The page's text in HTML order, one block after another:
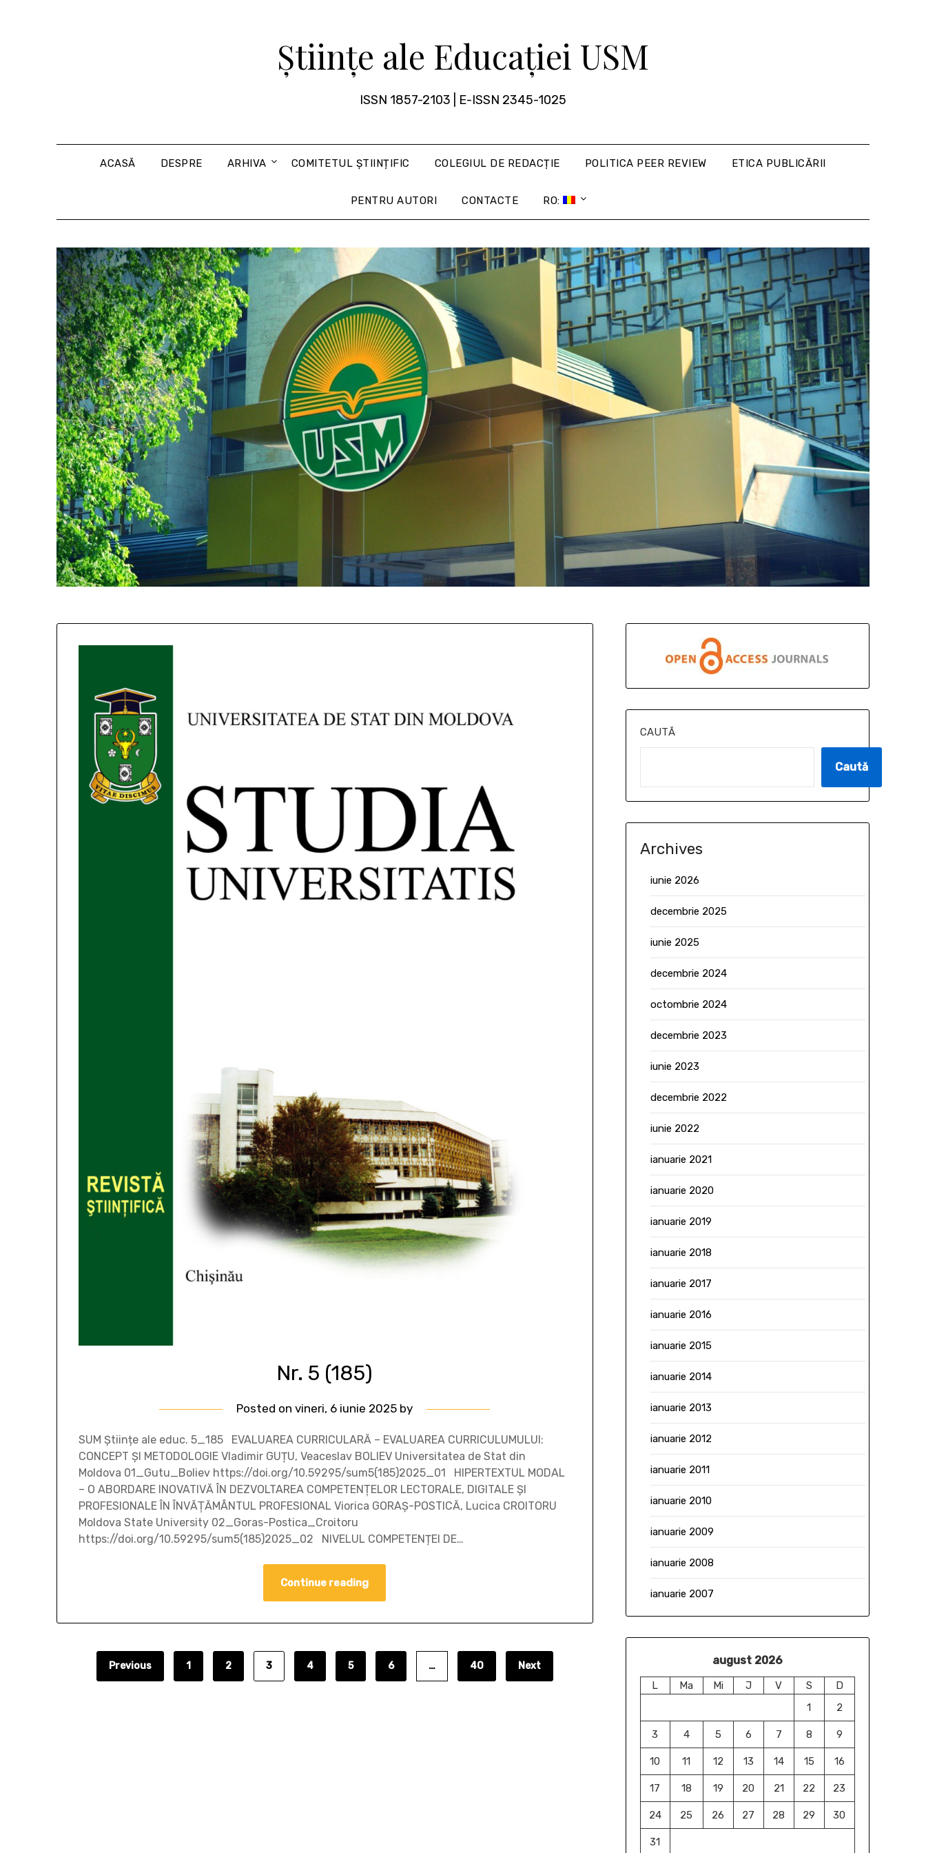
Științe ale Educației USM
ISSN 1857-2103 | E-ISSN 2345-1025
ACASĂ DESPRE ARHIVA COMITETUL ȘTIINȚIFIC COLEGIUL DE REDACȚIE POLITICA PEER REVIEW ETICA PUBLICĂRII
PENTRU AUTORI CONTACTE RO:
Nr. 5 (185)
Posted onvineri, 6 iunie 2025 by
SUM Științe ale educ. 5_185 EVALUAREA CURRICULARĂ – EVALUAREA CURRICULUMULUI:
CONCEPT ȘI METODOLOGIE Vladimir GUȚU, Veaceslav BOLIEV Universitatea de Stat din
Moldova 01_Gutu_Boliev https://doi.org/10.59295/sum5(185)2025_01 HIPERTEXTUL MODAL
– O ABORDARE INOVATIVĂ ÎN DEZVOLTAREA COMPETENŢELOR LECTORALE, DIGITALE ŞI
PROFESIONALE ÎN ÎNVĂŢĂMÂNTUL PROFESIONAL Viorica GORAŞ-POSTICĂ, Lucica CROITORU
Moldova State University 02_Goras-Postica_Croitoru
https://doi.org/10.59295/sum5(185)2025_02 NIVELUL COMPETENȚEI DE…
Continue reading
Previous 1 2 3 4 5 6 … 40 Next
CAUTĂ
Caută
Archives
iunie 2026
decembrie 2025
iunie 2025
decembrie 2024
octombrie 2024
decembrie 2023
iunie 2023
decembrie 2022
iunie 2022
ianuarie 2021
ianuarie 2020
ianuarie 2019
ianuarie 2018
ianuarie 2017
ianuarie 2016
ianuarie 2015
ianuarie 2014
ianuarie 2013
ianuarie 2012
ianuarie 2011
ianuarie 2010
ianuarie 2009
ianuarie 2008
ianuarie 2007
august 2026
L Ma Mi J V S
D
1
2
3 4 5 6 7 8 9
10 11 12 13 14 15 16
17 18 19 20 21 22 23
24 25 26 27 28 29 30
31